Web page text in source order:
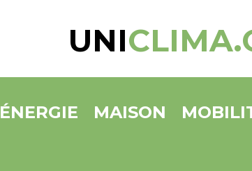
UNI
ÉNERGIE MAISON